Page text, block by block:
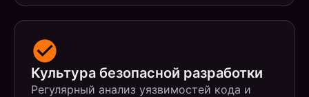
Культура безопасной разработки
Регулярный анализ уязвимостей кода и